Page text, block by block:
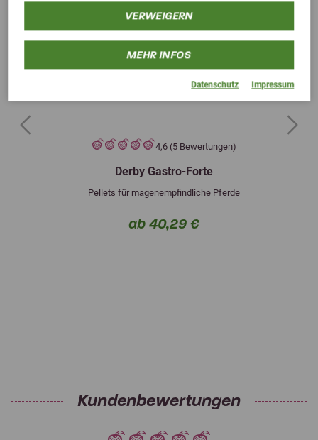
VERWEIGERN
MEHR INFOS
Datenschutz Impressum
4,6 (5 Bewertungen)
Derby Gastro-Forte
Pellets für magenempfindliche Pferde
ab 40,29 €
Previous Next
Kundenbewertungen